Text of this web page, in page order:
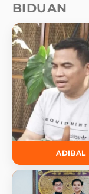
BIDUAN
ADIBAL